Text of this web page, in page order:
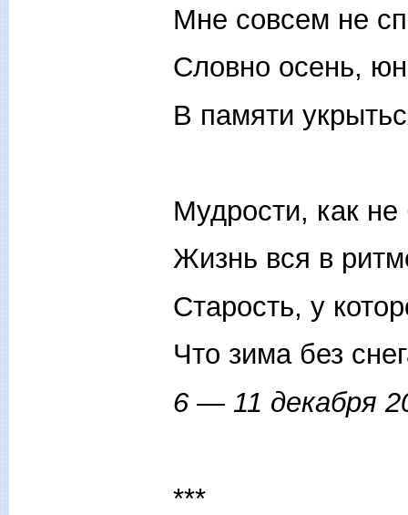
Мне совсем не
Словно осень,
В памяти
Мудрости, как не
Жизнь вся в
Старость, у
Что зима без
6 — 11 декабря
***